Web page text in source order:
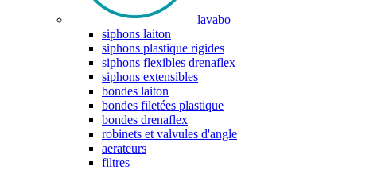
lavabo
siphons laiton
siphons plastique rigides
siphons flexibles drenaflex
siphons extensibles
bondes laiton
bondes filetées plastique
bondes drenaflex
robinets et valvules d'angle
aerateurs
filtres